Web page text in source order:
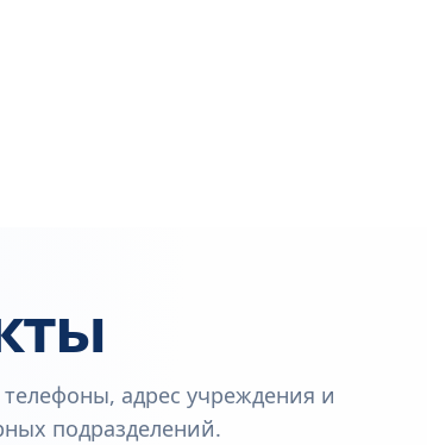
адрес учреждения и
подразделений.